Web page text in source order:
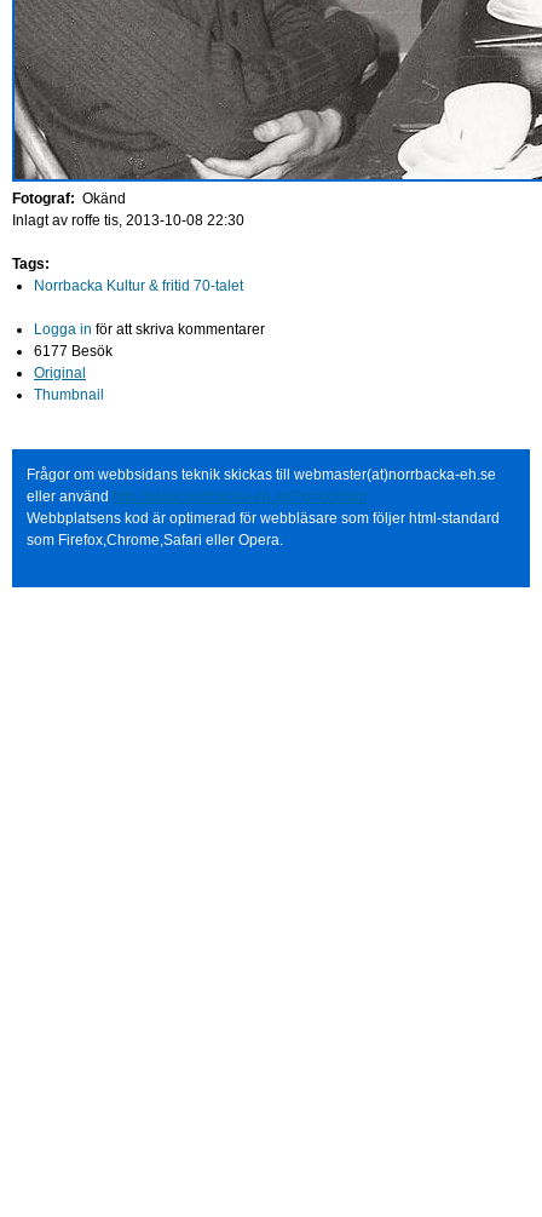
Fotograf: Okänd
Inlagt av roffe tis, 2013-10-08 22:30
Tags:
Norrbacka Kultur & fritid 70-talet
Logga in för att skriva kommentarer
6177 Besök
Original
Thumbnail
Frågor om webbsidans teknik skickas till webmaster(at)norrbacka-eh.se
eller använd http://www.norrbacka-eh.se/?q=contact
Webbplatsens kod är optimerad för webbläsare som följer html-standard
som Firefox,Chrome,Safari eller Opera.